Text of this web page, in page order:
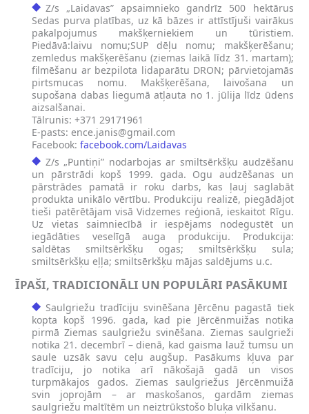
Z/s „Laidavas” apsaimnieko gandrīz 500 hektārus
Sedas purva platības, uz kā bāzes ir attīstījuši vairākus
pakalpojumus makšķerniekiem un tūristiem.
Piedāvā:laivu nomu;SUP dēļu nomu; makšķerēšanu;
zemledus makšķerēšanu (ziemas laikā līdz 31. martam);
filmēšanu ar bezpilota lidaparātu DRON; pārvietojamās
pirtsmucas nomu. Makšķerēšana, laivošana un
supošana dabas liegumā atļauta no 1. jūlija līdz ūdens
aizsalšanai.
Tālrunis: +371 29171961
E-pasts:ence.janis@gmail.com
Facebook:facebook.com/Laidavas
Z/s „Puntiņi” nodarbojas ar smiltsērkšķu audzēšanu
un pārstrādi kopš 1999. gada. Ogu audzēšanas un
pārstrādes pamatā ir roku darbs, kas ļauj saglabāt
produkta unikālo vērtību. Produkciju realizē, piegādājot
tieši patērētājam visā Vidzemes reģionā, ieskaitot Rīgu.
Uz vietas saimniecībā ir iespējams nodegustēt un
iegādāties veselīgā auga produkciju. Produkcija:
saldētas smiltsērkšķu ogas; smiltsērkšķu sula;
smiltsērkšķu eļļa; smiltsērkšķu mājas saldējums u.c.
ĪPAŠI, TRADICIONĀLI UN POPULĀRI PASĀKUMI
Saulgriežu tradīciju svinēšana Jērcēnu pagastā tiek
kopta kopš 1996. gada, kad pie Jērcēnmuižas notika
pirmā Ziemas saulgriežu svinēšana. Ziemas saulgrieži
notika 21. decembrī – dienā, kad gaisma lauž tumsu un
saule uzsāk savu ceļu augšup. Pasākums kļuva par
tradīciju, jo notika arī nākošajā gadā un visos
turpmākajos gados. Ziemas saulgriežus Jērcēnmuižā
svin joprojām – ar maskošanos, gardām ziemas
saulgriežu maltītēm un neiztrūkstošo bluķa vilkšanu.